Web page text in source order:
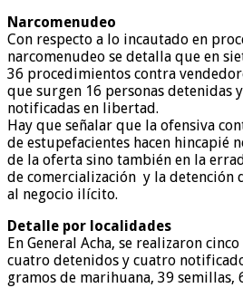
Narcomenudeo
Con respecto a lo incautado en
narcomenudeo se detalla que en
36 procedimientos contra
que surgen 16 personas detenidas
notificadas en libertad.
Hay que señalar que la ofensiva
de estupefacientes hacen hincapié
de la oferta sino también en la
de comercialización y la detención
al negocio ilícito.
Detalle por localidades
En General Acha, se realizaron
cuatro detenidos y cuatro
gramos de marihuana, 39 semillas,